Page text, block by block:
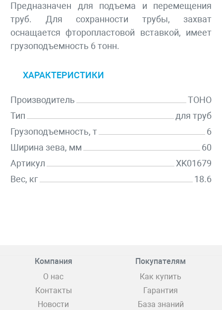
Предназначен для подъема и перемещения
труб. Для сохранности трубы, захват
оснащается фторопластовой вставкой, имеет
грузоподъемность 6 тонн.
ХАРАКТЕРИСТИКИ
Производитель
TOHO
Тип
для труб
Грузоподъемность, т
6
Ширина зева, мм
60
Артикул
XK01679
Вес, кг
18.6
Компания
О нас
Контакты
Новости
Покупателям
Как купить
Гарантия
База знаний